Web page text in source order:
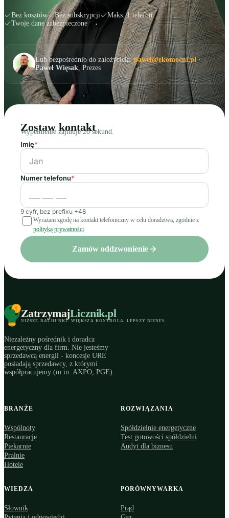
Bez kosztów Bez subskrypcji
Maks. 1 telefon
Twoje dane zabezpieczone
Lub bezpośrednio do założyciela:pawel@ekomocni.pl·
Paweł Więsak , Prezes
Zostaw kontakt
Wypełnienie zajmuje 20 sekund.
Imię*
Numer telefonu*
9 cyfr, bez prefixu +48
Wyrażam zgodę na kontakt telefoniczny w celu doradztwa, zgodnie z
polityką prywatności
Zamów oddzwonienie
ZatrzymajLicznik.pl
NIŻSZE RACHUNKI. WIĘKSZA KONTROLA LEPSZY BIZNES
Niezależny pośrednik i doradca
energetyczny dla firm. Nie jesteśmy
sprzedawcą energii - koncesje URE
posiadają sprzedawcy, z którymi
współpracujemy (m.in. AXPO, PGE).
BRANŻE
Wspólnoty
Restauracje
Piekarnie
Pralnie
Hotele
ROZWIĄZANIA
Spółdzielnie energetyczne
Test gotowości spółdzielni
Audyt dla biznesu
WIEDZA
Słownik
PORÓWNYWARKA
Prąd